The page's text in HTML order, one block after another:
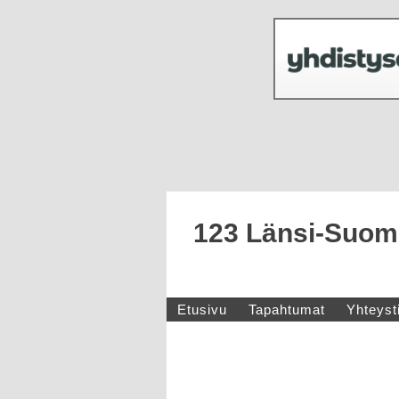
123 Länsi-
Etusivu Tapahtumat